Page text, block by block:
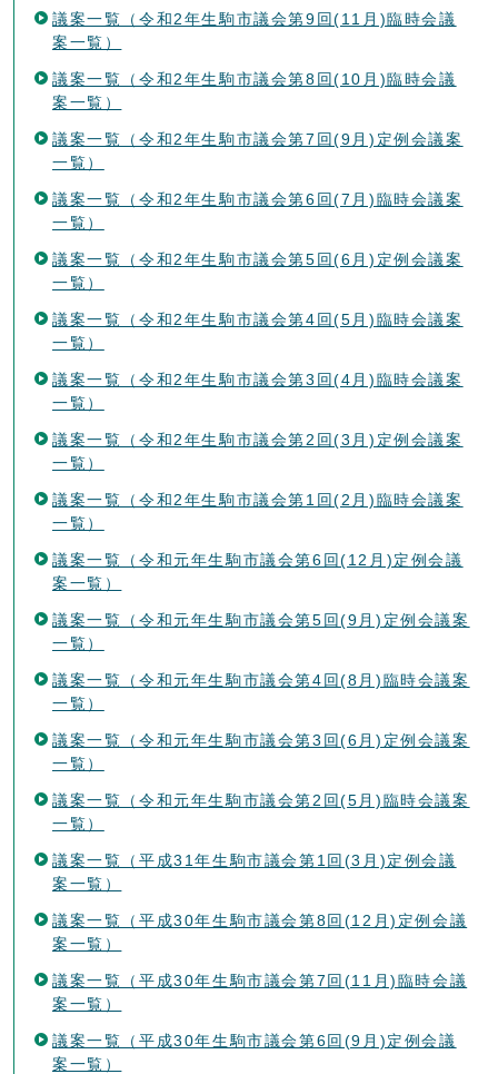
議案一覧（令和2年生駒市議会第9回(11月)臨時会議
案一覧）
議案一覧（令和2年生駒市議会第8回(10月)臨時会議
案一覧）
議案一覧（令和2年生駒市議会第7回(9月)定例会議案
一覧）
議案一覧（令和2年生駒市議会第6回(7月)臨時会議案
一覧）
議案一覧（令和2年生駒市議会第5回(6月)定例会議案
一覧）
議案一覧（令和2年生駒市議会第4回(5月)臨時会議案
一覧）
議案一覧（令和2年生駒市議会第3回(4月)臨時会議案
一覧）
議案一覧（令和2年生駒市議会第2回(3月)定例会議案
一覧）
議案一覧（令和2年生駒市議会第1回(2月)臨時会議案
一覧）
議案一覧（令和元年生駒市議会第6回(12月)定例会議
案一覧）
議案一覧（令和元年生駒市議会第5回(9月)定例会議案
一覧）
議案一覧（令和元年生駒市議会第4回(8月)臨時会議案
一覧）
議案一覧（令和元年生駒市議会第3回(6月)定例会議案
一覧）
議案一覧（令和元年生駒市議会第2回(5月)臨時会議案
一覧）
議案一覧（平成31年生駒市議会第1回(3月)定例会議
案一覧）
議案一覧（平成30年生駒市議会第8回(12月)定例会議
案一覧）
議案一覧（平成30年生駒市議会第7回(11月)臨時会議
案一覧）
議案一覧（平成30年生駒市議会第6回(9月)定例会議
案一覧）